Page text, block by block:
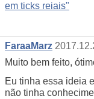
em ticks reiais"
FaraaMarz
Muito bem feito,
Eu tinha essa ideia
não tinha